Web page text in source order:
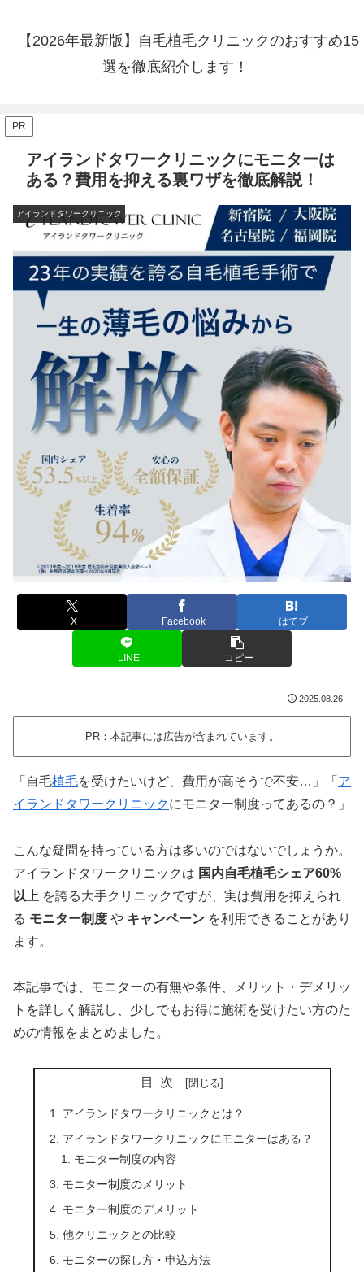
【2026年最新版】自毛植毛クリニックのおすすめ15
選を徹底紹介します！
PR
アイランドタワークリニックにモニターは
ある？費用を抑える裏ワザを徹底解説！
アイランドタワークリニック
X Facebook はてブ
LINE コピー
2025.08.26
PR：本記事には広告が含まれています。
「自毛植毛を受けたいけど、費用が高そうで不安…」「 ア
イランドタワークリニックにモニター制度ってあるの？」
こんな疑問を持っている方は多いのではないでしょうか。
アイランドタワークリニックは 国内自毛植毛シェア60%
以上 を誇る大手クリニックですが、実は費用を抑えられ
る モニター制度 や キャンペーン を利用できることがあり
ます。
本記事では、モニターの有無や条件、メリット・デメリッ
トを詳しく解説し、少しでもお得に施術を受けたい方のた
めの情報をまとめました。
目次
アイランドタワークリニックとは？
アイランドタワークリニックにモニターはある？
モニター制度の内容
モニター制度のメリット
モニター制度のデメリット
他クリニックとの比較
モニターの探し方・申込方法